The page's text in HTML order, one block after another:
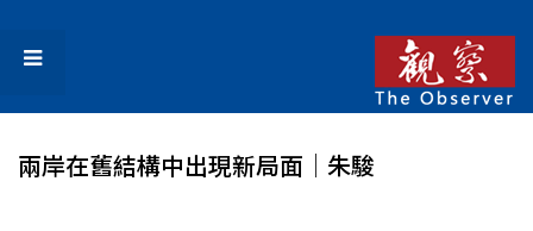
兩岸在舊結構中出現新局面│朱駿